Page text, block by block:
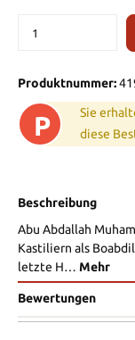
Produktnummer:
P
Sie
diese
Beschreibung
Abu Abdallah
Kastiliern als
letzte H… Mehr
Bewertungen